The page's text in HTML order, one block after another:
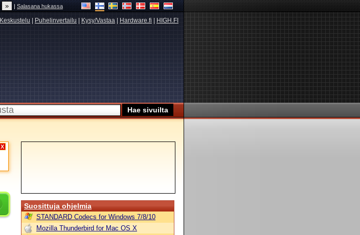
|Salasana hukassa
Keskustelu Puhelinvertailu Kysy/Vastaa Hardware.fi HIGH.FI
X
Suosittuja ohjelmia
STANDARD Codecs for Windows 7/8/10
Mozilla Thunderbird for Mac OS X